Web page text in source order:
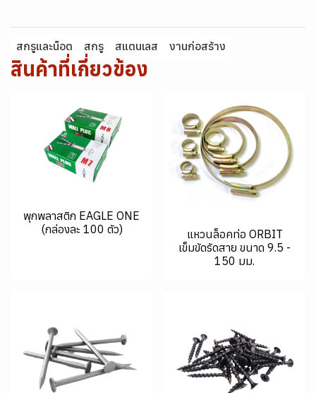
สกรูและน็อต สกรู สแตนเลส งานก่อสร้าง
สินค้าที่เกี่ยวข้อง
พุกพลาสติก EAGLE ONE
(กล่องละ 100 ตัว)
แหวนล็อคท่อ ORBIT
เข็มขัดรัดสาย ขนาด 9.5 -
150 มม.